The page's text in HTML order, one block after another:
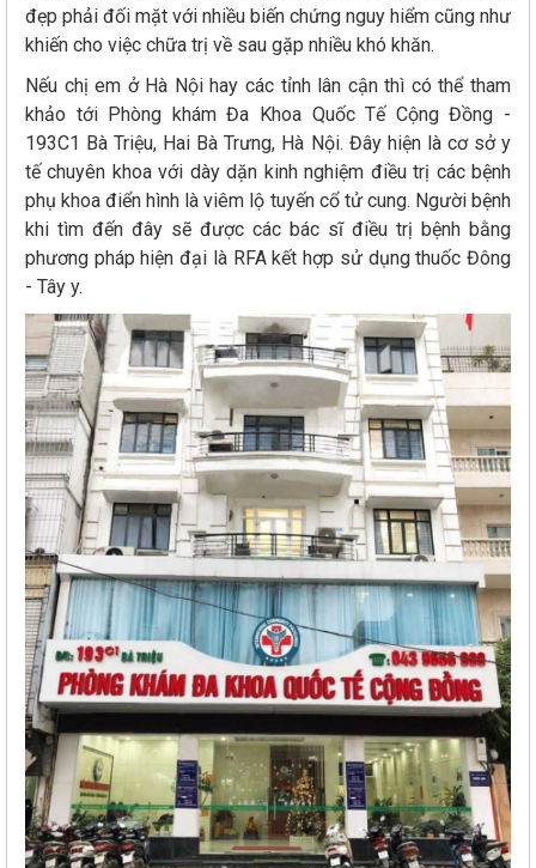
đẹp phải đối mặt với nhiều biến chứng nguy hiểm cũng như
khiến cho việc chữa trị về sau gặp nhiều khó khăn.
Nếu chị em ở Hà Nội hay các tỉnh lân cận thì có thể tham
khảo tới Phòng khám Đa Khoa Quốc Tế Cộng Đồng -
193C1 Bà Triệu, Hai Bà Trưng, Hà Nội. Đây hiện là cơ sở y
tế chuyên khoa với dày dặn kinh nghiệm điều trị các bệnh
phụ khoa điển hình là viêm lộ tuyến cổ tử cung. Người bệnh
khi tìm đến đây sẽ được các bác sĩ điều trị bệnh bằng
phương pháp hiện đại là RFA kết hợp sử dụng thuốc Đông
- Tây y.